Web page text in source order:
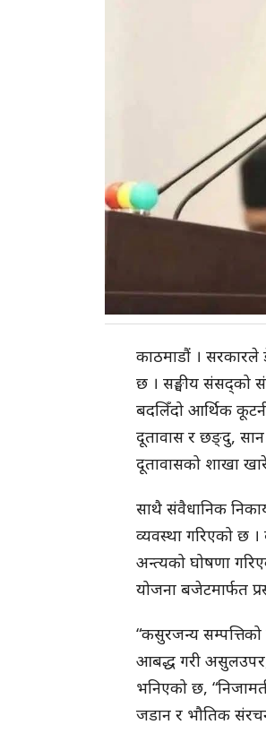
काठमाडौं । सरकारले
छ । सङ्घीय संसद्को
बदलिँदो आर्थिक
दूतावास र छङ्दु, सान
दूतावासको शाखा
साथै संवैधानिक
व्यवस्था गरिएको छ
अन्त्यको घोषणा
योजना बजेटमार्फत
“कसुरजन्य
आबद्ध गरी असुलउपर,
भनिएको छ,
जडान र भौतिक